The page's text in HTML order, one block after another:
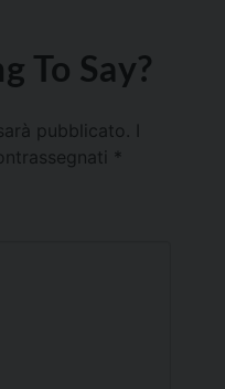
To Say?
pubblicato.
*